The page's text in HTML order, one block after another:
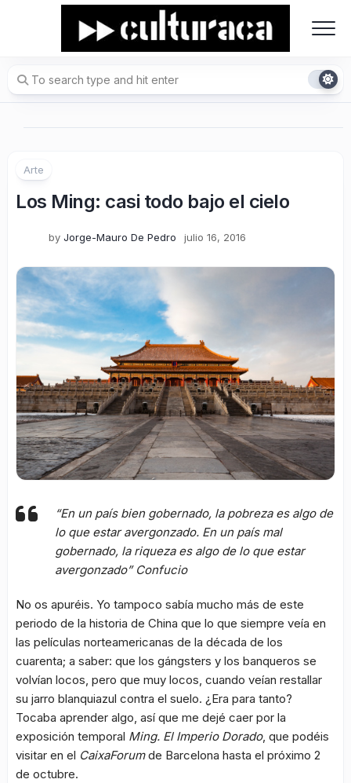
Arte
Los Ming: casi todo bajo el cielo
by Jorge-Mauro De Pedro julio 16, 2016
“En un país bien gobernado, la pobreza es algo de
lo que estar avergonzado. En un país mal
gobernado, la riqueza es algo de lo que estar
avergonzado” Confucio
No os apuréis. Yo tampoco sabía mucho más de este
periodo de la historia de China que lo que siempre veía en
las películas norteamericanas de la década de los
cuarenta; a saber: que los gángsters y los banqueros se
volvían locos, pero que muy locos, cuando veían restallar
su jarro blanquiazul contra el suelo. ¿Era para tanto?
Tocaba aprender algo, así que me dejé caer por la
exposición temporal Ming. El Imperio Dorado, que podéis
visitar en el CaixaForumde Barcelona hasta el próximo 2
de octubre.